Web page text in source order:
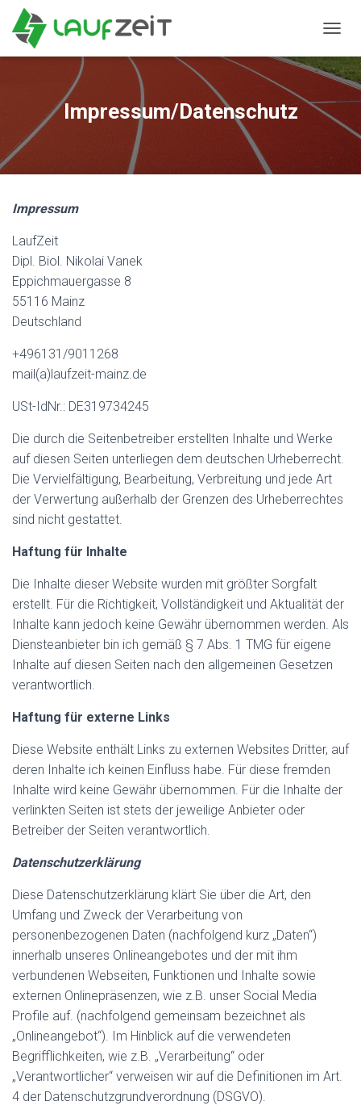
A
V
G
A
Impressum/Datenschutz
Impressum
LaufZeit
Dipl. Biol. Nikolai Vanek
Eppichmauergasse 8
55116 Mainz
Deutschland
+496131/9011268
mail(a)laufzeit-mainz.de
USt-IdNr.: DE319734245
Die durch die Seitenbetreiber erstellten Inhalte und Werke
auf diesen Seiten unterliegen dem deutschen Urheberrecht.
Die Vervielfältigung, Bearbeitung, Verbreitung und jede Art
der Verwertung außerhalb der Grenzen des Urheberrechtes
sind nicht gestattet.
Haftung für Inhalte
Die Inhalte dieser Website wurden mit größter Sorgfalt
erstellt. Für die Richtigkeit, Vollständigkeit und Aktualität der
Inhalte kann jedoch keine Gewähr übernommen werden. Als
Diensteanbieter bin ich gemäß § 7 Abs. 1 TMG für eigene
Inhalte auf diesen Seiten nach den allgemeinen Gesetzen
verantwortlich.
Haftung für externe Links
Diese Website enthält Links zu externen Websites Dritter, auf
deren Inhalte ich keinen Einfluss habe. Für diese fremden
Inhalte wird keine Gewähr übernommen. Für die Inhalte der
verlinkten Seiten ist stets der jeweilige Anbieter oder
Betreiber der Seiten verantwortlich.
Datenschutzerklärung
Diese Datenschutzerklärung klärt Sie über die Art, den
Umfang und Zweck der Verarbeitung von
personenbezogenen Daten (nachfolgend kurz „Daten“)
innerhalb unseres Onlineangebotes und der mit ihm
verbundenen Webseiten, Funktionen und Inhalte sowie
externen Onlinepräsenzen, wie z.B. unser Social Media
Profile auf. (nachfolgend gemeinsam bezeichnet als
„Onlineangebot“). Im Hinblick auf die verwendeten
Begrifflichkeiten, wie z.B. „Verarbeitung“ oder
„Verantwortlicher“ verweisen wir auf die Definitionen im Art.
4 der Datenschutzgrundverordnung (DSGVO).